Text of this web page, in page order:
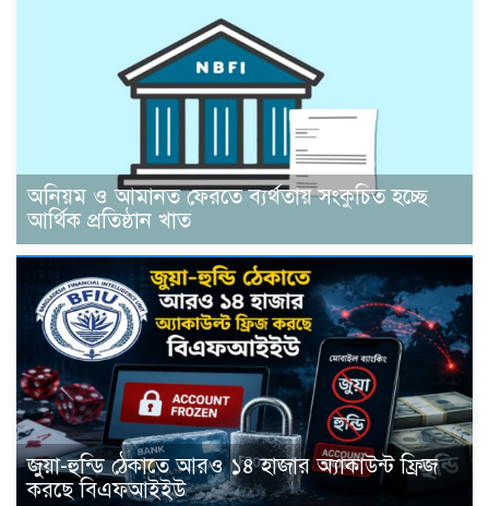
অনিয়ম ও আমানত ফেরতে ব্যর্থতায় সংকুচিত হচ্ছে
আর্থিক প্রতিষ্ঠান খাত
জুয়া-হুন্ডি ঠেকাতে আরও ১৪ হাজার অ্যাকাউন্ট ফ্রিজ
করছে বিএফআইইউ